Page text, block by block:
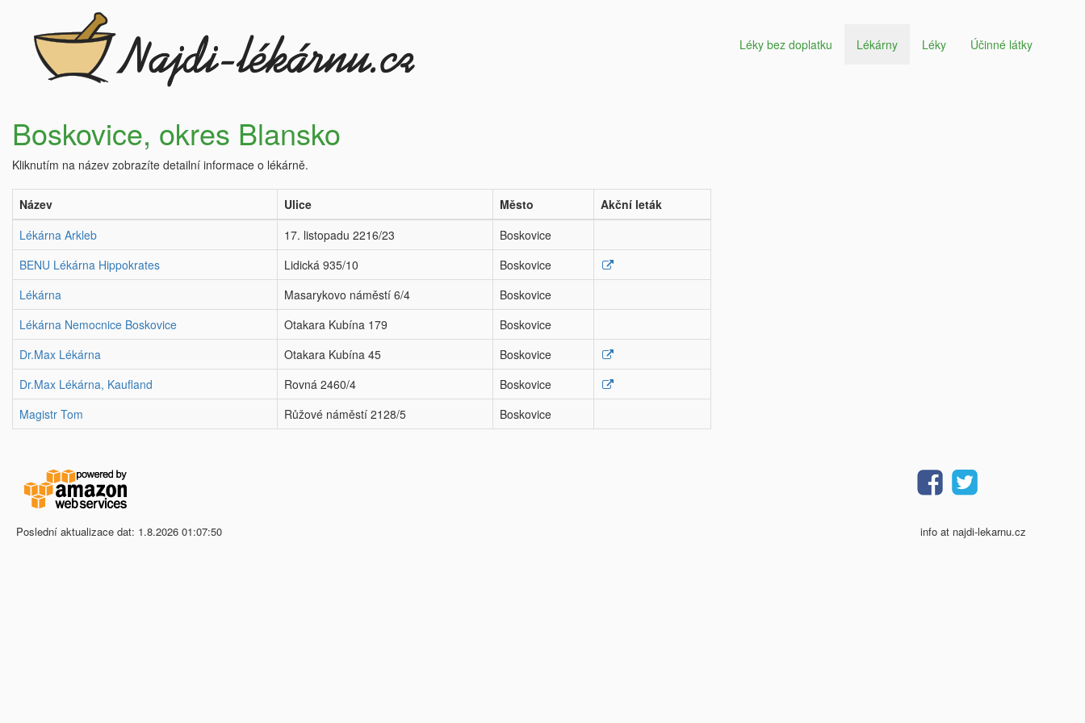
Léky bez doplatku Lékárny Léky Účinné látky
Boskovice, okres Blansko
Kliknutím na název zobrazíte detailní informace o lékárně.
Název Ulice Město
Akční leták
Lékárna Arkleb
17. listopadu 2216/23
Boskovice
BENU Lékárna Hippokrates
Lidická 935/10
Boskovice
Lékárna
Masarykovo náměstí 6/4
Boskovice
Lékárna Nemocnice Boskovice
Otakara Kubína 179
Boskovice
Dr.Max Lékárna
Otakara Kubína 45
Boskovice
Dr.Max Lékárna, Kaufland
Rovná 2460/4
Boskovice
Magistr Tom
Růžové náměstí 2128/5 Boskovice
Poslední aktualizace dat: 1.8.2026 01:07:50 info at najdi-lekarnu.cz